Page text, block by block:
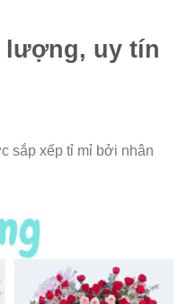
lượng, uy tín
sắp xếp tỉ mỉ bởi nhân